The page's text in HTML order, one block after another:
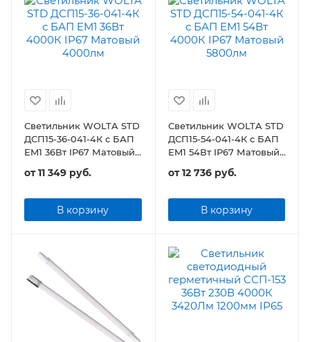
Светильник WOLTA STD
ДСП15-36-041-4К с БАП
EM1 36Вт IP67 Матовый
от11 349 руб.
В корзину
Светильник WOLTA STD
ДСП15-54-041-4К с БАП
EM1 54Вт IP67 Матовый
от12 736 руб.
В корзину